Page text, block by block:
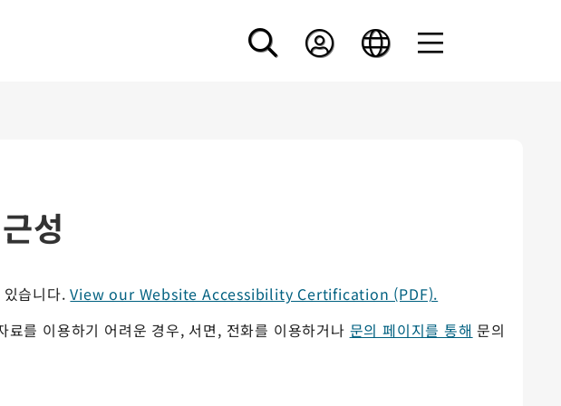
성
있습니다.View our Website Accessibility Certification (PDF).
를 이용하기 어려운 경우, 서면, 전화를 이용하거나 문의 페이지를 통해 문의